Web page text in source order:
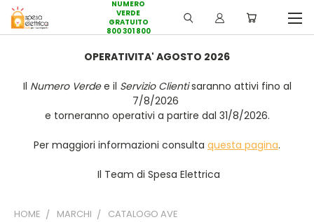
NUMERO
VERDE
GRATUITO
800 301 800
OPERATIVITA' AGOSTO 2026
Il Numero Verdee il Servizio Clientisaranno attivi fino al
7/8/2026
e torneranno operativi a partire dal 31/8/2026.
Per maggiori informazioni consulta questa pagina.
Il Team di Spesa Elettrica
HOME MARCHI
CATALOGO AVE